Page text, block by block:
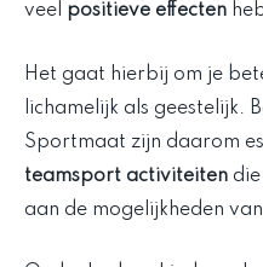
veel positieve effecten
Het gaat hierbij om je
lichamelijk als geestelijk.
Sportmaat zijn daarom
teamsport activiteiten
aan de mogelijkheden